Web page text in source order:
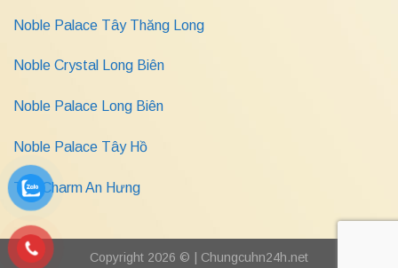
Noble Palace Tây Thăng Long
Noble Crystal Long Biên
Noble Palace Long Biên
Noble Palace Tây Hồ
The Charm An Hưng
Copyright 2026 © | Chungcuhn24h.net